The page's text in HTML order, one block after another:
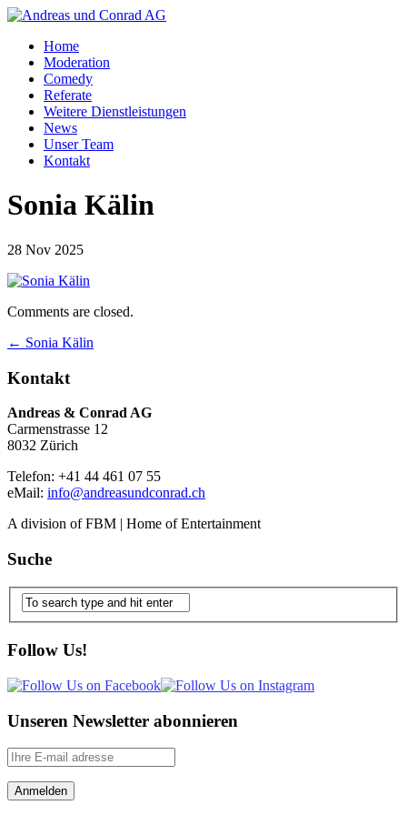
Home
Moderation
Comedy
Referate
Weitere Dienstleistungen
News
Unser Team
Kontakt
Sonia Kälin
28 Nov 2025
Comments are closed.
← Sonia Kälin
Kontakt
Andreas & Conrad AG
Carmenstrasse 12
8032 Zürich
Telefon: +41 44 461 07 55
eMail: info@andreasundconrad.ch
A division of FBM | Home of Entertainment
Suche
Follow Us!
Unseren Newsletter abonnieren